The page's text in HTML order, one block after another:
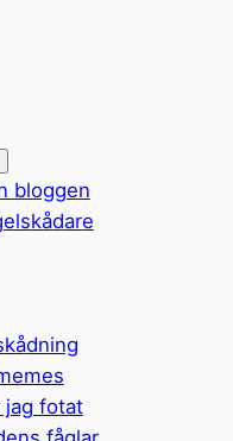
bloggen
jag fotat